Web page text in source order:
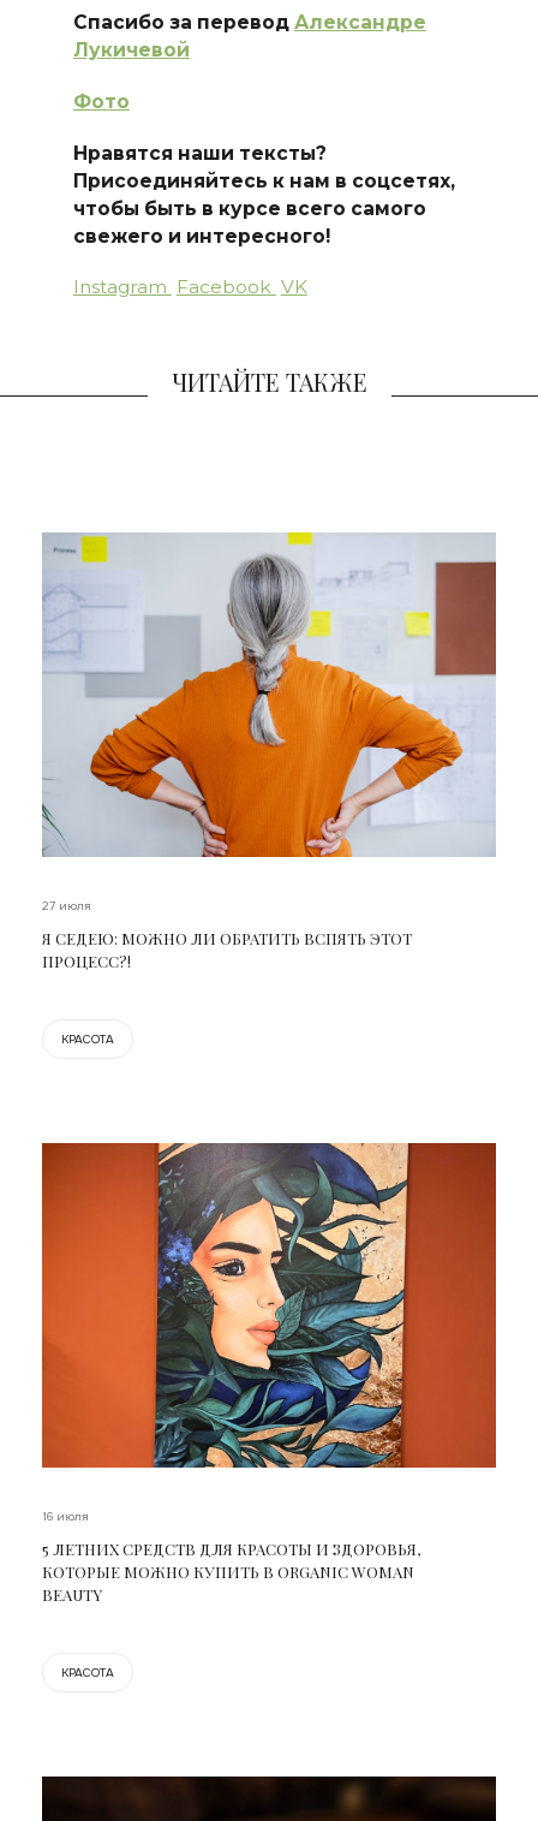
Спасибо за перевод Александре
Лукичевой
Фото
Нравятся наши тексты?
Присоединяйтесь к нам в соцсетях,
чтобы быть в курсе всего самого
свежего и интересного!
Instagram Facebook VK
ЧИТАЙТЕ ТАКЖЕ
27 июля
Я СЕДЕЮ: МОЖНО ЛИ ОБРАТИТЬ ВСПЯТЬ ЭТОТ
ПРОЦЕСС?!
КРАСОТА
16 июля
5 ЛЕТНИХ СРЕДСТВ ДЛЯ КРАСОТЫ И ЗДОРОВЬЯ,
КОТОРЫЕ МОЖНО КУПИТЬ В ORGANIC WOMAN
BEAUTY
КРАСОТА